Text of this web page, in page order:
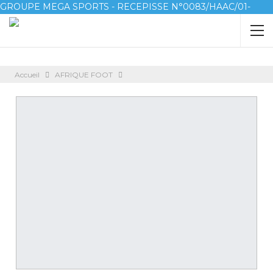
GROUPE MEGA SPORTS - RECEPISSE N°0083/HAAC/01-
2023/pl/P
Accueil AFRIQUE FOOT